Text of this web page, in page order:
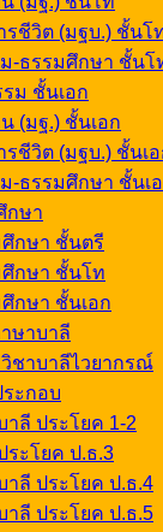
ชีวิต (มฐบ.) ชั้นโ
-ธรรมศึกษา ชั้นโ
ม ชั้นเอก
(มฐ.) ชั้นเอก
ชีวิต (มฐบ.) ชั้นเอ
-ธรรมศึกษา ชั้นเ
กษา
กษา ชั้นตรี
กษา ชั้นโท
กษา ชั้นเอก
ษาบาลี
ชาบาลีไวยากรณ์
ะกอบ
าลี ประโยค 1-2
ระโยค ป.ธ.3
าลี ประโยค ป.ธ.4
าลี ประโยค ป.ธ.5